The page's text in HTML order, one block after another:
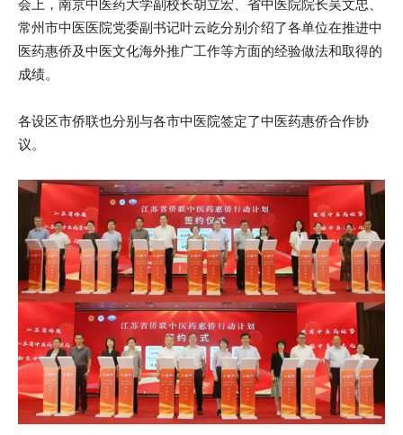
会上，南京中医药大学副校长胡立宏、省中医院院长吴文忠、
常州市中医医院党委副书记叶云屹分别介绍了各单位在推进中
医药惠侨及中医文化海外推广工作等方面的经验做法和取得的
成绩。
各设区市侨联也分别与各市中医院签定了中医药惠侨合作协
议。